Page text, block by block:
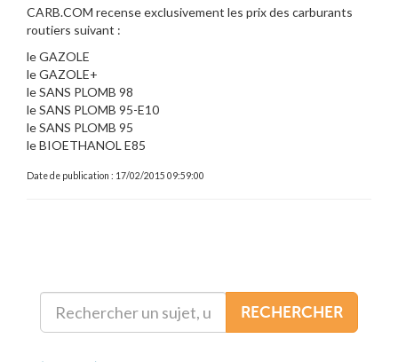
CARB.COM recense exclusivement les prix des carburants
routiers suivant :
le GAZOLE
le GAZOLE+
le SANS PLOMB 98
le SANS PLOMB 95-E10
le SANS PLOMB 95
le BIOETHANOL E85
Date de publication : 17/02/2015 09:59:00
RECHERCHER